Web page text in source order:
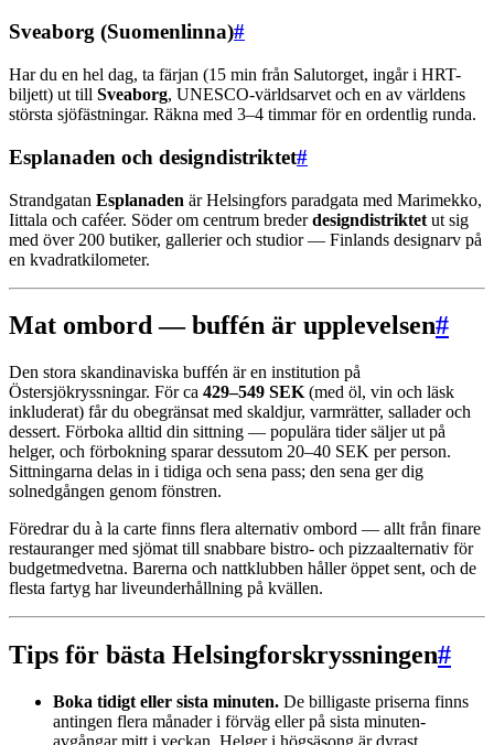
Sveaborg (Suomenlinna)#
Har du en hel dag, ta färjan (15 min från Salutorget, ingår i HRT-
biljett) ut till Sveaborg, UNESCO-världsarvet och en av världens
största sjöfästningar. Räkna med 3–4 timmar för en ordentlig runda.
Esplanaden och designdistriktet#
Strandgatan Esplanaden är Helsingfors paradgata med Marimekko,
Iittala och caféer. Söder om centrum brederdesigndistriktet ut sig
med över 200 butiker, gallerier och studior — Finlands designarv på
en kvadratkilometer.
Mat ombord — buffén är upplevelsen#
Den stora skandinaviska buffén är en institution på
Östersjökryssningar. För ca 429–549 SEK (med öl, vin och läsk
inkluderat) får du obegränsat med skaldjur, varmrätter, sallader och
dessert. Förboka alltid din sittning — populära tider säljer ut på
helger, och förbokning sparar dessutom 20–40 SEK per person.
Sittningarna delas in i tidiga och sena pass; den sena ger dig
solnedgången genom fönstren.
Föredrar du à la carte finns flera alternativ ombord — allt från finare
restauranger med sjömat till snabbare bistro- och pizzaalternativ för
budgetmedvetna. Barerna och nattklubben håller öppet sent, och de
flesta fartyg har liveunderhållning på kvällen.
Tips för bästa Helsingforskryssningen#
Boka tidigt eller sista minuten. De billigaste priserna finns
antingen flera månader i förväg eller på sista minuten-